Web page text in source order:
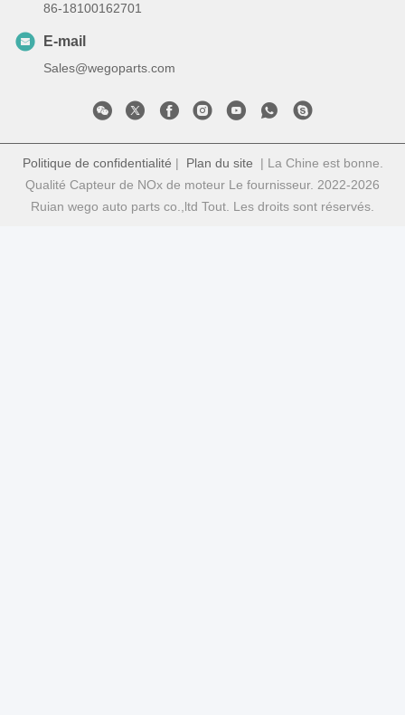
86-18100162701
E-mail
Sales@wegoparts.com
Politique de confidentialité | Plan du site | La Chine est bonne.
Qualité Capteur de NOx de moteur Le fournisseur. 2022-2026
Ruian wego auto parts co.,ltd Tout. Les droits sont réservés.